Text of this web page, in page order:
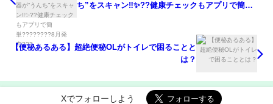
ち”をスキャン‼️✨??健康チェックもアプリで簡
【便秘あるある】超絶便秘OLがトイレで困ることと
は？
Xでフォローしよう